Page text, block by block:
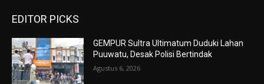
EDITOR PICKS
GEMPUR Sultra Ultimatum Duduki Lahan
Puuwatu, Desak Polisi Bertindak
Agustus 6, 2026